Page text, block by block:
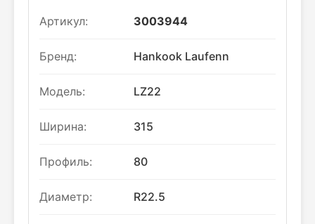
Артикул: 3003944
Бренд: Hankook Laufenn
Модель: LZ22
Ширина: 315
Профиль: 80
Диаметр: R22.5